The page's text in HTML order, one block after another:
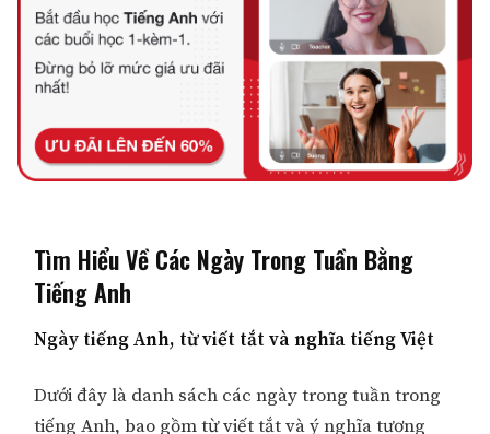
Tìm Hiểu Về Các Ngày Trong Tuần Bằng
Tiếng Anh
Ngày tiếng Anh, từ viết tắt và nghĩa tiếng Việt
Dưới đây là danh sách các ngày trong tuần trong
tiếng Anh, bao gồm từ viết tắt và ý nghĩa tương